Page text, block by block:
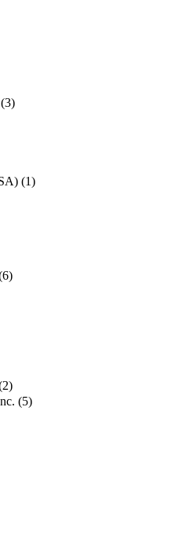
3)
(1)
6)
2)
(5)